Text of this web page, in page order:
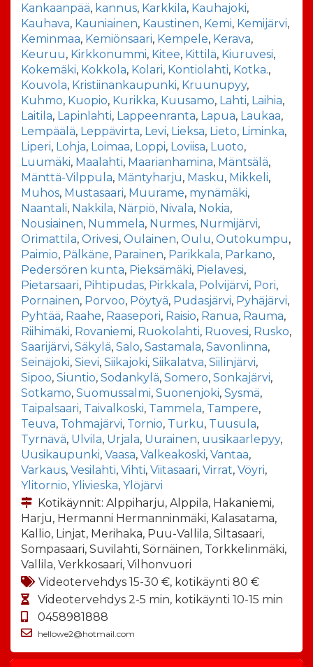
Kankaanpää, kannus, Karkkila, Kauhajoki,
Kauhava, Kauniainen, Kaustinen, Kemi, Kemijärvi,
Keminmaa, Kemiönsaari, Kempele, Kerava,
Keuruu, Kirkkonummi, Kitee, Kittilä, Kiuruvesi,
Kokemäki, Kokkola, Kolari, Kontiolahti, Kotka.,
Kouvola, Kristiinankaupunki, Kruunupyy,
Kuhmo, Kuopio, Kurikka, Kuusamo, Lahti, Laihia,
Laitila, Lapinlahti, Lappeenranta, Lapua, Laukaa,
Lempäälä, Leppävirta, Levi, Lieksa, Lieto, Liminka,
Liperi, Lohja, Loimaa, Loppi, Loviisa, Luoto,
Luumäki, Maalahti, Maarianhamina, Mäntsälä,
Mänttä-Vilppula, Mäntyharju, Masku, Mikkeli,
Muhos, Mustasaari, Muurame, mynämäki,
Naantali, Nakkila, Närpiö, Nivala, Nokia,
Nousiainen, Nummela, Nurmes, Nurmijärvi,
Orimattila, Orivesi, Oulainen, Oulu, Outokumpu,
Paimio, Pälkäne, Parainen, Parikkala, Parkano,
Pedersören kunta, Pieksämäki, Pielavesi,
Pietarsaari, Pihtipudas, Pirkkala, Polvijärvi, Pori,
Pornainen, Porvoo, Pöytyä, Pudasjärvi, Pyhäjärvi,
Pyhtää, Raahe, Raasepori, Raisio, Ranua, Rauma,
Riihimäki, Rovaniemi, Ruokolahti, Ruovesi, Rusko,
Saarijärvi, Säkylä, Salo, Sastamala, Savonlinna,
Seinäjoki, Sievi, Siikajoki, Siikalatva, Siilinjärvi,
Sipoo, Siuntio, Sodankylä, Somero, Sonkajärvi,
Sotkamo, Suomussalmi, Suonenjoki, Sysmä,
Taipalsaari, Taivalkoski, Tammela, Tampere,
Teuva, Tohmajärvi, Tornio, Turku, Tuusula,
Tyrnävä, Ulvila, Urjala, Uurainen, uusikaarlepyy,
Uusikaupunki, Vaasa, Valkeakoski, Vantaa,
Varkaus, Vesilahti, Vihti, Viitasaari, Virrat, Vöyri,
Ylitornio, Ylivieska, Ylöjärvi
Kotikäynnit: Alppiharju, Alppila, Hakaniemi,
Harju, Hermanni Hermanninmäki, Kalasatama,
Kallio, Linjat, Merihaka, Puu-Vallila, Siltasaari,
Sompasaari, Suvilahti, Sörnäinen, Torkkelinmäki,
Vallila, Verkkosaari, Vilhonvuori
Videotervehdys 15-30 €, kotikäynti 80 €
Videotervehdys 2-5 min, kotikäynti 10-15 min
0458981888
hellowe2@hotmail.com